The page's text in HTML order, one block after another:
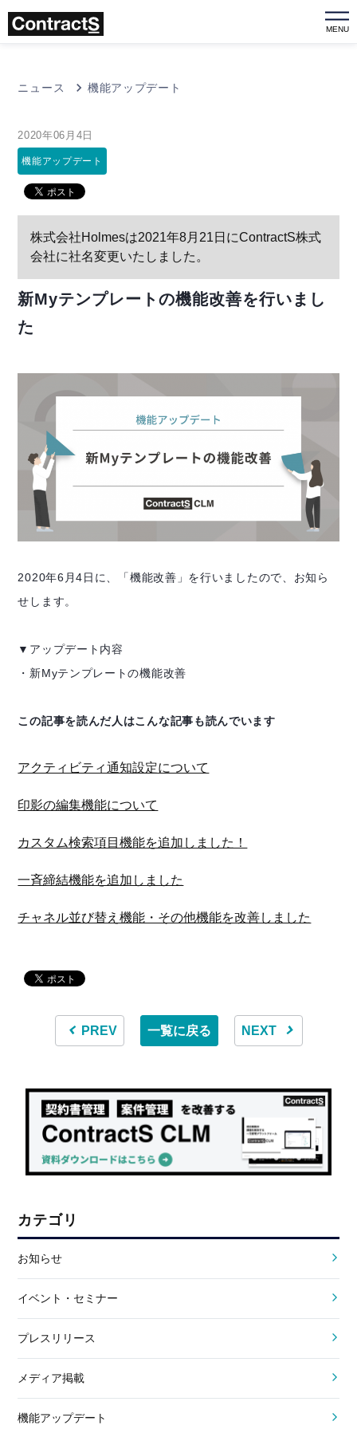
MENU
ニュース 機能アップデート
2020年06月4日
機能アップデート
株式会社Holmesは2021年8月21日にContractS株式
会社に社名変更いたしました。
新Myテンプレートの機能改善を行いまし
た
2020年6月4日に、「機能改善」を行いましたので、お知ら
せします。
▼アップデート内容
・新Myテンプレートの機能改善
この記事を読んだ人はこんな記事も読んでいます
アクティビティ通知設定について
印影の編集機能について
カスタム検索項目機能を追加しました！
一斉締結機能を追加しました
チャネル並び替え機能・その他機能を改善しました
PREV 一覧に戻る NEXT
カテゴリ
お知らせ
イベント・セミナー
プレスリリース
メディア掲載
機能アップデート